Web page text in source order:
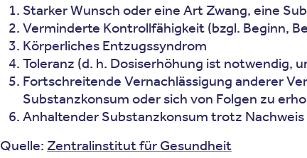
Starker Wunsch oder eine Art Zwang, eine
Verminderte Kontrollfähigkeit (bzgl. Beginn,
Körperliches Entzugssyndrom
Toleranz (d. h. Dosiserhöhung ist notwendig,
Fortschreitende Vernachlässigung anderer
Substanzkonsum oder sich von Folgen zu
Anhaltender Substanzkonsum trotz
Quelle: Zentralinstitut für Gesundheit